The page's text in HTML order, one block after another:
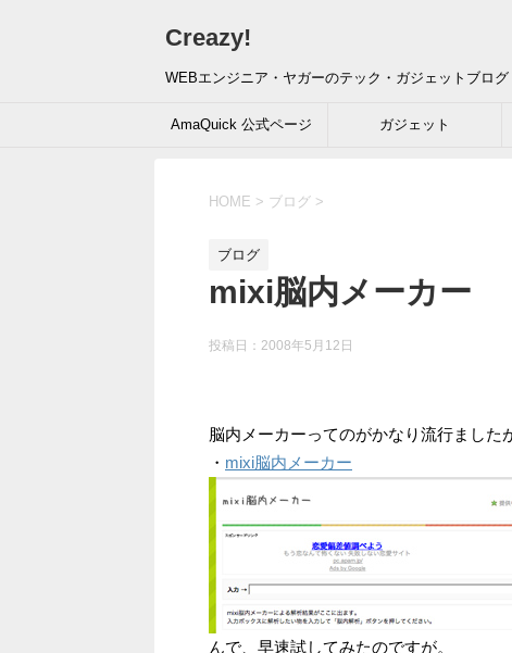
Creazy!
WEBエンジニア・ヤガーのテック・ガジェットブログ
AmaQuick 公式ページ ガジェット
HOME > ブログ >
ブログ
mixi脳内メーカー
投稿日： 2008年5月12日
脳内メーカーってのがかなり流行ました
・ mixi脳内メーカー
んで、早速試してみたのですが。